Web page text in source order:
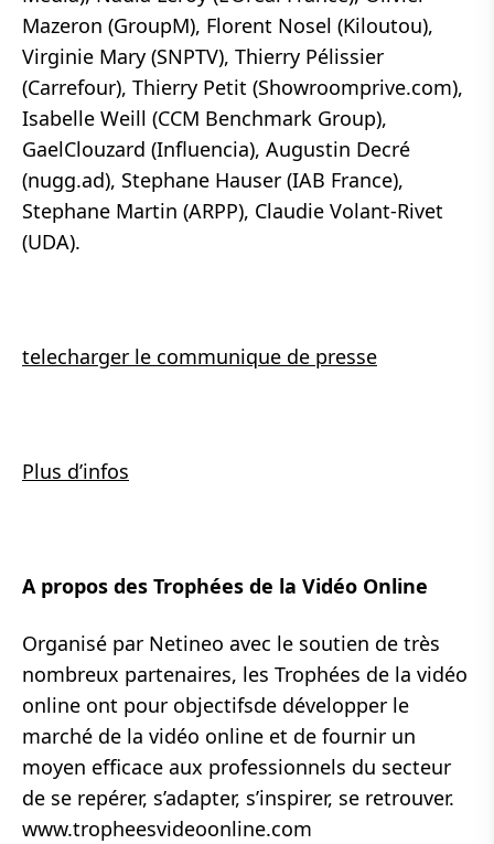
Mazeron (GroupM), Florent Nosel (Kiloutou),
Virginie Mary (SNPTV), Thierry Pélissier
(Carrefour), Thierry Petit (Showroomprive.com),
Isabelle Weill (CCM Benchmark Group),
GaelClouzard (Influencia), Augustin Decré
(nugg.ad), Stephane Hauser (IAB France),
Stephane Martin (ARPP), Claudie Volant-Rivet
(UDA).
telecharger le communique de presse
Plus d’infos
A propos des Trophées de la Vidéo Online
Organisé par Netineo avec le soutien de très
nombreux partenaires, les Trophées de la vidéo
online ont pour objectifsde développer le
marché de la vidéo online et de fournir un
moyen efficace aux professionnels du secteur
de se repérer, s’adapter, s’inspirer, se retrouver.
www.tropheesvideoonline.com